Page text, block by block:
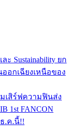
ะ Sustainability ยก
อกเฉียงเหนือของ
เสิร์ฟความฟินส่ง
1st FANCON
ธ.ค.นี้!!